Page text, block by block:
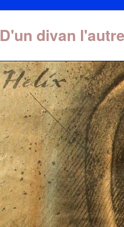
D'un divan